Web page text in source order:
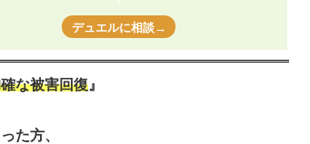
デュエルに相談→
な被害回復 』
た方、